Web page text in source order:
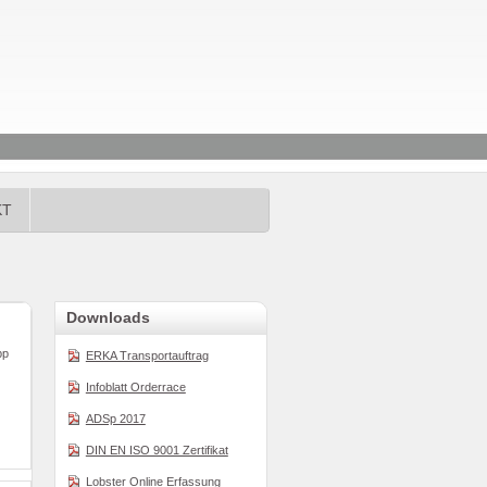
Downloads
ERKA Transportauftrag
Infoblatt Orderrace
ADSp 2017
DIN EN ISO 9001 Zertifikat
Lobster Online Erfassung